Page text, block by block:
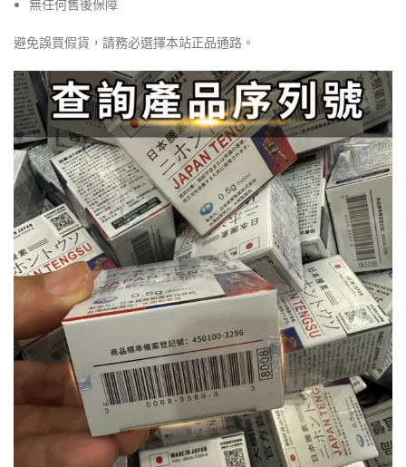
無任何售後保障
避免誤買假貨，請務必選擇本站正品通路。